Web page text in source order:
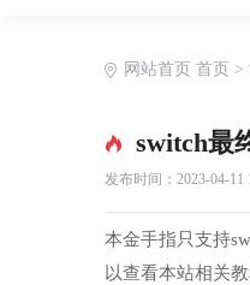
网站首页 首页 >
switch最
发布时间：2023-04-11
本金手指只支持
以查看本站相关教